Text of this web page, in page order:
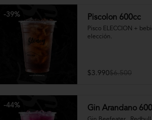
-39% Piscolon 600cc
Pisco ELECCION +
elección.
$3.990$6.500
-44% Gin Arandano